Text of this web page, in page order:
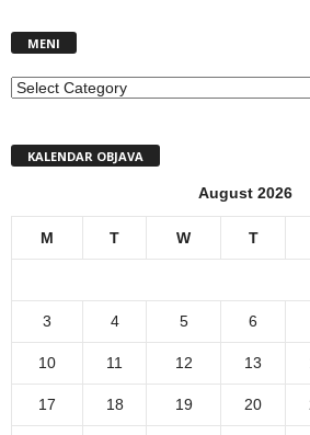
MENI
MENI
KALENDAR OBJAVA
August 2026
M T W T
3 4 5 6
10 11 12 13
17 18 19 20